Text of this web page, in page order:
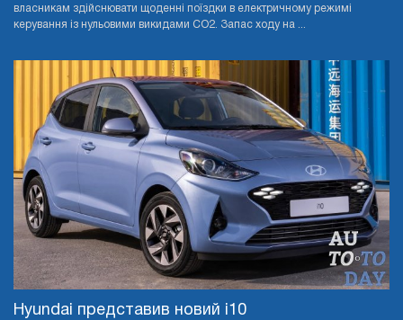
власникам здійснювати щоденні поїздки в електричному режимі
керування із нульовими викидами CO2. Запас ходу на ...
Hyundai представив новий i10